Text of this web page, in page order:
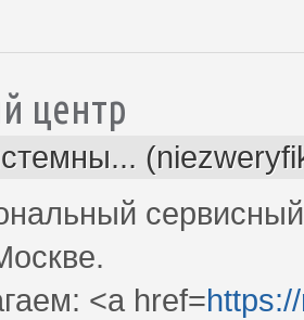
центр
<a href=